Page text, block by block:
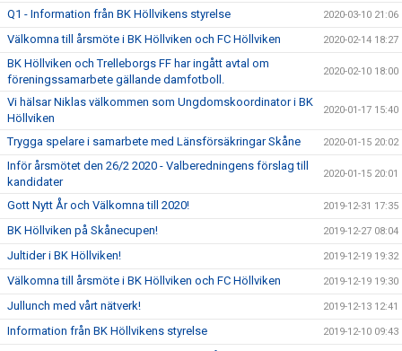
Q1 - Information från BK Höllvikens styrelse 2020-03-10 21:06
Välkomna till årsmöte i BK Höllviken och FC Höllviken 2020-02-14 18:27
BK Höllviken och Trelleborgs FF har ingått avtal om
föreningssamarbete gällande damfotboll.
2020-02-10 18:00
Vi hälsar Niklas välkommen som Ungdomskoordinator i BK
Höllviken
2020-01-17 15:40
Trygga spelare i samarbete med Länsförsäkringar Skåne 2020-01-15 20:02
Inför årsmötet den 26/2 2020 - Valberedningens förslag till
kandidater
2020-01-15 20:01
Gott Nytt År och Välkomna till 2020! 2019-12-31 17:35
BK Höllviken på Skånecupen! 2019-12-27 08:04
Jultider i BK Höllviken! 2019-12-19 19:32
Välkomna till årsmöte i BK Höllviken och FC Höllviken 2019-12-19 19:30
Jullunch med vårt nätverk! 2019-12-13 12:41
Information från BK Höllvikens styrelse 2019-12-10 09:43